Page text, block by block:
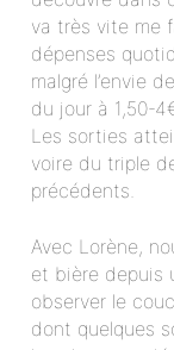
va très vite me
dépenses
malgré l’envie
du jour à 1,50-
Les sorties
voire du triple
précédents.
Avec Lorène,
et bière depuis
observer le
dont quelques